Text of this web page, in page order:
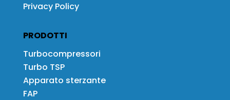
Privacy Policy
PRODOTTI
Turbocompressori
Turbo TSP
Apparato sterzante
FAP